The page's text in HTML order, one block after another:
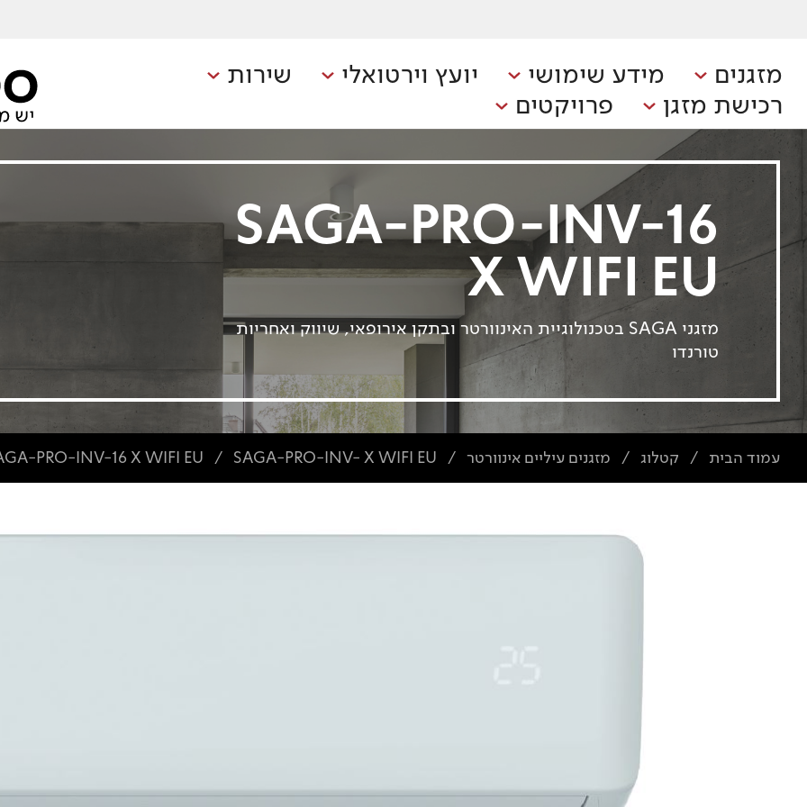
מזגנים מידע שימושי יועץ וירטואלי
שירות
רכישת מזגן
פרויקטים
SAGA-PRO-INV-16
X WIFI EU
מזגני SAGA בטכנולוגיית האינוורטר ובתקן אירופאי, שיווק ואחריות
טורנדו
עמוד הבית / קטלוג / מזגנים עיליים אינוורטר /
SAGA-PRO-INV- X WIFI EU
/
PRO-INV-16 X WIFI EU